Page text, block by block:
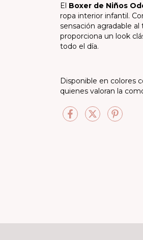
El Boxer de Niños
ropa interior infantil.
sensación agradable
proporciona un look
todo el día.
Disponible en colores
quienes valoran la